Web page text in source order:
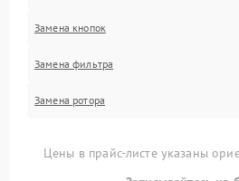
Замена кнопок
Замена фильтра
Замена ротора
Цены в прайс-листе указаны